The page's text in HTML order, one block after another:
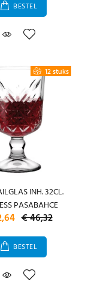
BESTEL
12 stuks
INH. 32CL.
PASABAHCE
€ 46,32
BESTEL